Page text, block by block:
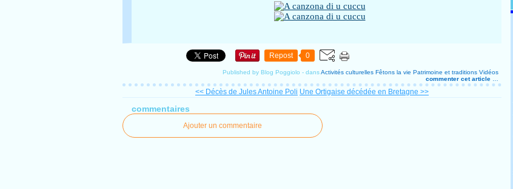
Repost 0
Published by Blog Poggiolo - dansActivités culturelles Fêtons la vie Patrimoine et traditions Vidéos
commenter cet article
<< Décès de Jules Antoine Poli Une Ortigaise décédée en Bretagne >>
commentaires
Ajouter un commentaire